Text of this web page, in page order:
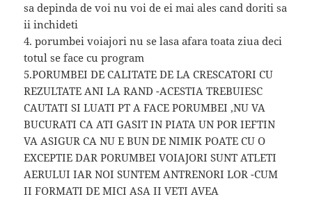
sa depinda de voi nu voi de ei mai ales cand doriti sa
ii inchideti
4. porumbei voiajori nu se lasa afara toata ziua deci
totul se face cu program
5.PORUMBEI DE CALITATE DE LA CRESCATORI CU
REZULTATE ANI LA RAND -ACESTIA TREBUIESC
CAUTATI SI LUATI PT A FACE PORUMBEI ,NU VA
BUCURATI CA ATI GASIT IN PIATA UN POR IEFTIN
VA ASIGUR CA NU E BUN DE NIMIK POATE CU O
EXCEPTIE DAR PORUMBEI VOIAJORI SUNT ATLETI
AERULUI IAR NOI SUNTEM ANTRENORI LOR -CUM
II FORMATI DE MICI ASA II VETI AVEA